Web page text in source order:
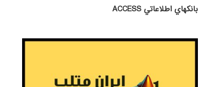
بانكهاي اطلاعاتي ACCESS